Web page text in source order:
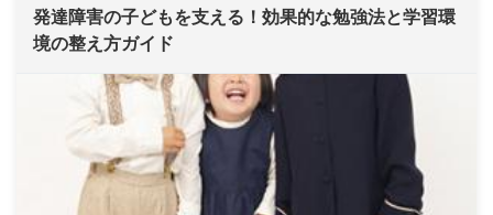
発達障害の子どもを支える！効果的な勉強法と学習環
境の整え方ガイド